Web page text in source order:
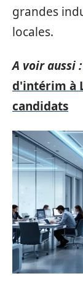
grandes
locales.
A voir aussi :
d'intérim à
candidats